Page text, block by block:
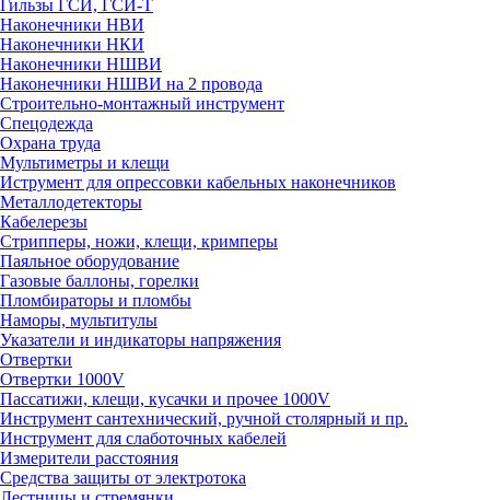
Гильзы ГСИ, ГСИ-Т
Наконечники НВИ
Наконечники НКИ
Наконечники НШВИ
Наконечники НШВИ на 2 провода
Строительно-монтажный инструмент
Спецодежда
Охрана труда
Мультиметры и клещи
Иструмент для опрессовки кабельных наконечников
Металлодетекторы
Кабелерезы
Стрипперы, ножи, клещи, кримперы
Паяльное оборудование
Газовые баллоны, горелки
Пломбираторы и пломбы
Наморы, мультитулы
Указатели и индикаторы напряжения
Отвертки
Отвертки 1000V
Пассатижи, клещи, кусачки и прочее 1000V
Инструмент сантехнический, ручной столярный и пр.
Инструмент для слаботочных кабелей
Измерители расстояния
Средства защиты от электротока